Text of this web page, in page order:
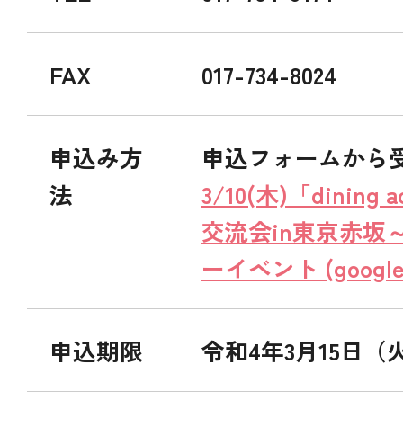
FAX 017-734-8024
申込み方
法
申込フォームから
3/10(木)「dining
交流会in東京赤坂
ーイベント
申込期限 令和4年3月15日（